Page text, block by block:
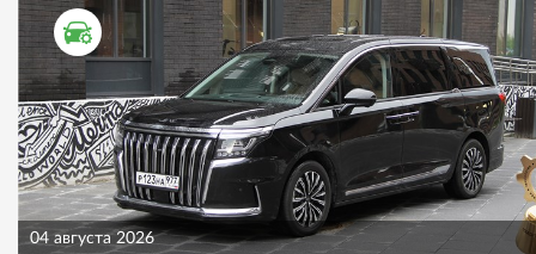
ТЕСТ ДРАЙВ
04 августа 2026